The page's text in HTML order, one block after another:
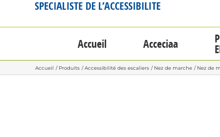
Accueil Acceciaa
Accueil Produits Accessibilité des escaliers Nez de marche Nez de